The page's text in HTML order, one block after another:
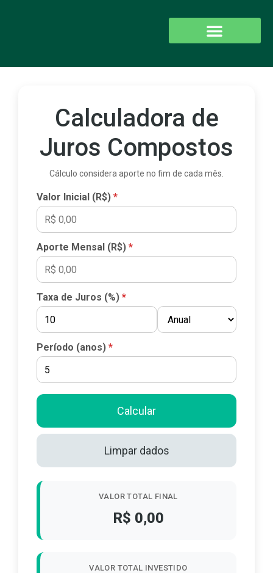
Calculadora de
Juros Compostos
Cálculo considera aporte no fim de cada mês.
Valor Inicial (R$)
Aporte Mensal (R$)
Taxa de Juros (%)
Período (anos)
Calcular
Limpar dados
VALOR TOTAL FINAL
R$ 0,00
VALOR TOTAL INVESTIDO